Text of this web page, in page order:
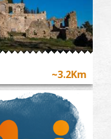
~3.2Km